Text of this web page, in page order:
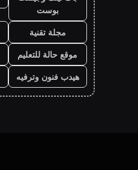
بوست
مجلة تقنية
موقع حالة للتعليم
هيدب فنون وترفيه